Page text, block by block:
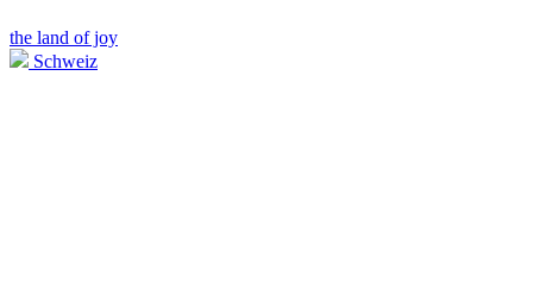
the land of joy
Schweiz